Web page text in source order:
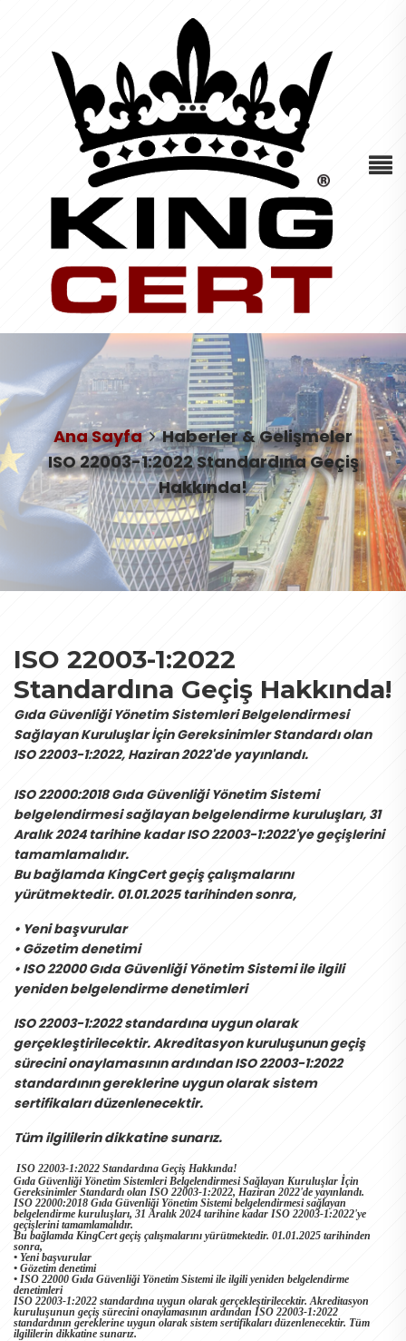
Ana Sayfa
Haberler & Gelişmeler
ISO 22003-1:2022 Standardına Geçiş
Hakkında!
ISO 22003-1:2022
Standardına Geçiş Hakkında!
Gıda Güvenliği Yönetim Sistemleri Belgelendirmesi
Sağlayan Kuruluşlar İçin Gereksinimler Standardı olan
ISO 22003-1:2022, Haziran 2022'de yayınlandı.
ISO 22000:2018 Gıda Güvenliği Yönetim Sistemi
belgelendirmesi sağlayan belgelendirme kuruluşları, 31
Aralık 2024 tarihine kadar ISO 22003-1:2022'ye geçişlerini
tamamlamalıdır.
Bu bağlamda KingCert geçiş çalışmalarını
yürütmektedir. 01.01.2025 tarihinden sonra,
• Yeni başvurular
• Gözetim denetimi
• ISO 22000 Gıda Güvenliği Yönetim Sistemi ile ilgili
yeniden belgelendirme denetimleri
ISO 22003-1:2022 standardına uygun olarak
gerçekleştirilecektir. Akreditasyon kuruluşunun geçiş
sürecini onaylamasının ardından ISO 22003-1:2022
standardının gereklerine uygun olarak sistem
sertifikaları düzenlenecektir.
Tüm ilgililerin dikkatine sunarız.
ISO 22003-1:2022 Standardına Geçiş Hakkında!
Gıda Güvenliği Yönetim Sistemleri Belgelendirmesi Sağlayan Kuruluşlar İçin
Gereksinimler Standardı olan ISO 22003-1:2022, Haziran 2022'de yayınlandı.
ISO 22000:2018 Gıda Güvenliği Yönetim Sistemi belgelendirmesi sağlayan
belgelendirme kuruluşları, 31 Aralık 2024 tarihine kadar ISO 22003-1:2022'ye
geçişlerini tamamlamalıdır.
Bu bağlamda KingCert geçiş çalışmalarını yürütmektedir. 01.01.2025 tarihinden
sonra,
• Yeni başvurular
• Gözetim denetimi
• ISO 22000 Gıda Güvenliği Yönetim Sistemi ile ilgili yeniden belgelendirme
denetimleri
ISO 22003-1:2022 standardına uygun olarak gerçekleştirilecektir. Akreditasyon
kuruluşunun geçiş sürecini onaylamasının ardından ISO 22003-1:2022
standardının gereklerine uygun olarak sistem sertifikaları düzenlenecektir. Tüm
ilgililerin dikkatine sunarız.